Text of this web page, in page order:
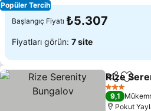
Popüler Tercih
Başlangıç Fiyatı ₺5.307
Fiyatları görün: 7 site
Paylaş
Rize
3 Yıldız
9,1
Pokut